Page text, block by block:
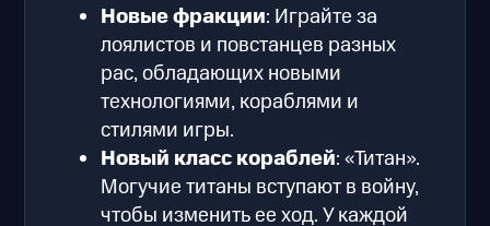
Новые фракции: Играйте за
лоялистов и повстанцев разных
рас, обладающих новыми
технологиями, кораблями и
стилями игры.
Новый класс кораблей: «Титан».
Могучие титаны вступают в войну,
чтобы изменить ее ход. У каждой